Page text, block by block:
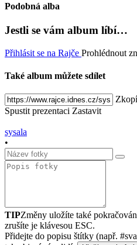
Podobná alba
Jestli se vám album líbí…
Přihlásit se na Rajče Prohlédnout
Také album můžete sdílet
Spustit prezentaci Zastavit
sysala
•
TIPZměny uložíte také
zrušíte je klávesou ESC.
Přidejte do popisu štítky (např.